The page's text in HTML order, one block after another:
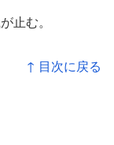
止む。
↑ 目次に戻る